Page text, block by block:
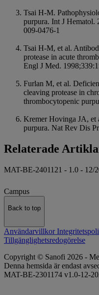
Tsai H-M.
purpura. Int J Hematol.
009-0476-1
Tsai H-M, et al.
protease in acute
Engl J Med.
Furlan M, et al.
cleaving protease in
thrombocytopenic
Kremer Hovinga JA, et
purpura. Nat Rev Dis
Relaterade
MAT-BE-2401121 - 1.0 - 12/
Campus
Back to top
Användarvillkor
Tillgänglighetsredogörelse
Copyright © Sanofi 2026 -
Denna hemsida är endast
MAT-BE-2301174 v1.0-12-